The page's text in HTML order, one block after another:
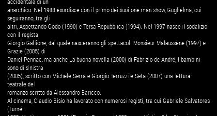
accidentale di un
anarchico. Nel 1988 esordisce con il primo dei suoi one-man-show, Guglielma, cui
seguiranno, tra gli
altri, Aspettando Godo (1990) e Tersa Repubblica (1994). Nel 1997 nasce il sodalizio
con il regista
Giorgio Gallione, dal quale nasceranno gli spettacoli Monsieur Malaussène (1997) e
Grazie (2005) di
Daniel Pennac, ma anche La buona novella (2000) di Fabrizio de André, I bambini
sono di sinistra
(2005), scritto con Michele Serra e Giorgio Terruzzi e Seta (2007) una lettura-
teatrale del
romanzo scritto da Alessandro Baricco.
Al cinema, Claudio Bisio ha lavorato con numerosi registi, tra cui Gabriele Salvatores
(Turné -